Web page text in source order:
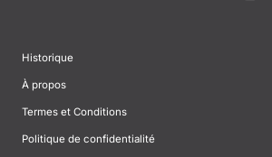
Historique
À propos
Termes et Conditions
Politique de confidentialité